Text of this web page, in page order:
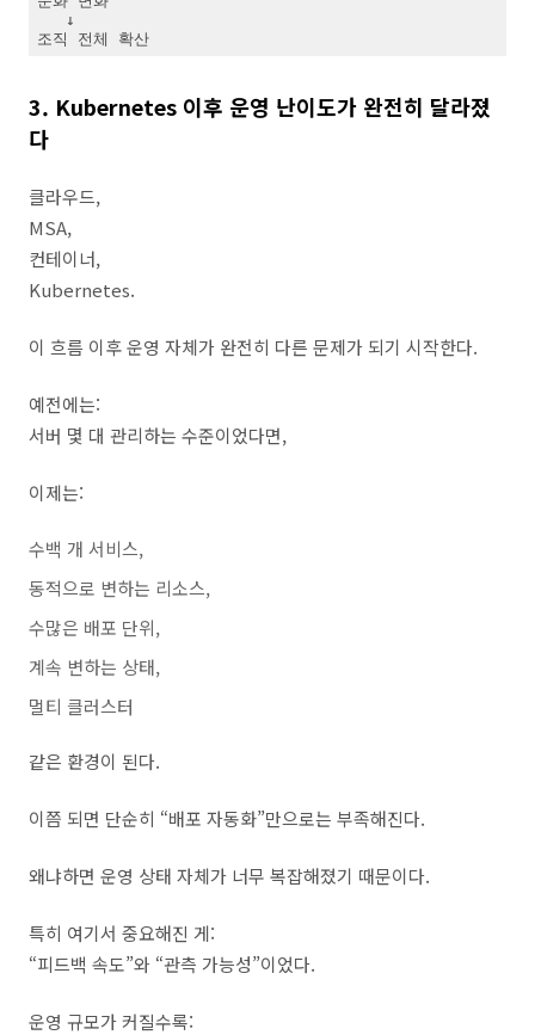
조직 전체 확산
3. Kubernetes 이후 운영 난이도가 완전히 달라졌
다
클라우드,
MSA,
컨테이너,
Kubernetes.
이 흐름 이후 운영 자체가 완전히 다른 문제가 되기 시작한다.
예전에는:
서버 몇 대 관리하는 수준이었다면,
이제는:
수백 개 서비스,
동적으로 변하는 리소스,
수많은 배포 단위,
계속 변하는 상태,
멀티 클러스터
같은 환경이 된다.
이쯤 되면 단순히 “배포 자동화”만으로는 부족해진다.
왜냐하면 운영 상태 자체가 너무 복잡해졌기 때문이다.
특히 여기서 중요해진 게:
“피드백 속도”와 “관측 가능성”이었다.
운영 규모가 커질수록: